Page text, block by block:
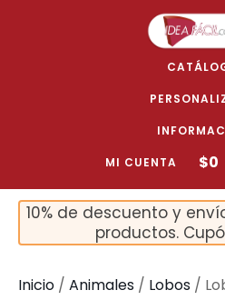
MI CUENTA $0
10% de descuento y
productos.
Inicio / Animales / Lobos /